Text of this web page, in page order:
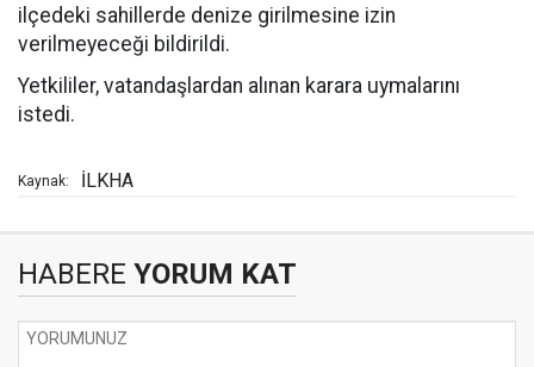
ilçedeki sahillerde denize girilmesine izin
verilmeyeceği bildirildi.
Yetkililer, vatandaşlardan alınan karara uymalarını
istedi.
Kaynak: İLKHA
HABERE YORUM KAT